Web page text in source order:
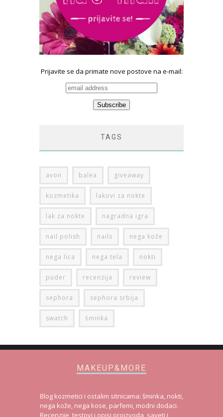
Prijavite se da primate nove postove na e-mail:
TAGS
avon balea giveaway
kozmetika lakovi za nokte
lak za nokte nagradna igra
nail polish nails nega kože
nega lica nega tela nokti
puder recenzija review
sephora sephora srbija
swatch šminka
MAKEUP&MORE
Blog kozmetici i ostalim sitnicama: šminka, nokti,
nega kože, nega kose, parfemi, modni dodaci.
Recenzije, testovi i opisi proizvoda, saveti i